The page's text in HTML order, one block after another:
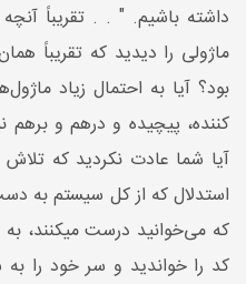
داشته باشیم. " . . تقریباً
ماژولی را دیدید که تقریباً
بود؟ آیا به احتمال زیاد
کننده، پیچیده و درهم و برهم
آیا شما عادت نکردید که
استدلال که از کل سیستم به
که می‌خوانید درست میکنند،